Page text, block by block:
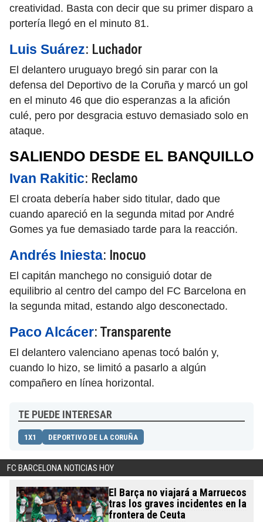
creatividad. Basta con decir que su primer disparo a
portería llegó en el minuto 81.
Luis Suárez: Luchador
El delantero uruguayo bregó sin parar con la
defensa del Deportivo de la Coruña y marcó un gol
en el minuto 46 que dio esperanzas a la afición
culé, pero por desgracia estuvo demasiado solo en
ataque.
SALIENDO DESDE EL BANQUILLO
Ivan Rakitic: Reclamo
El croata debería haber sido titular, dado que
cuando apareció en la segunda mitad por André
Gomes ya fue demasiado tarde para la reacción.
Andrés Iniesta: Inocuo
El capitán manchego no consiguió dotar de
equilibrio al centro del campo del FC Barcelona en
la segunda mitad, estando algo desconectado.
Paco Alcácer: Transparente
El delantero valenciano apenas tocó balón y,
cuando lo hizo, se limitó a pasarlo a algún
compañero en línea horizontal.
TE PUEDE INTERESAR
1X1 DEPORTIVO DE LA CORUÑA
FC BARCELONA NOTICIAS HOY
El Barça no viajará a Marruecos
tras los graves incidentes en la
frontera de Ceuta